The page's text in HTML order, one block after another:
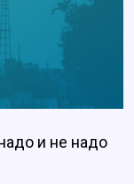
и не надо